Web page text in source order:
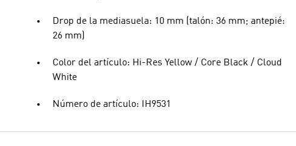
Drop de la mediasuela: 10 mm (talón: 36 mm; antepié:
26 mm)
Color del artículo: Hi-Res Yellow / Core Black / Cloud
White
Número de artículo: IH9531